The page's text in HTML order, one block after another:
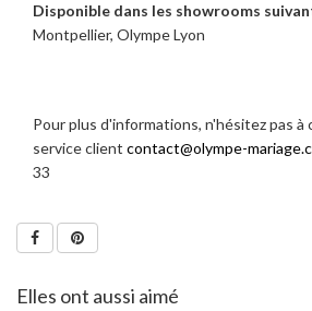
Disponible dans les showrooms
Montpellier, Olympe Lyon
Pour plus d'informations, n'hésitez pas
service client contact@olympe-
33
Elles ont aussi aimé